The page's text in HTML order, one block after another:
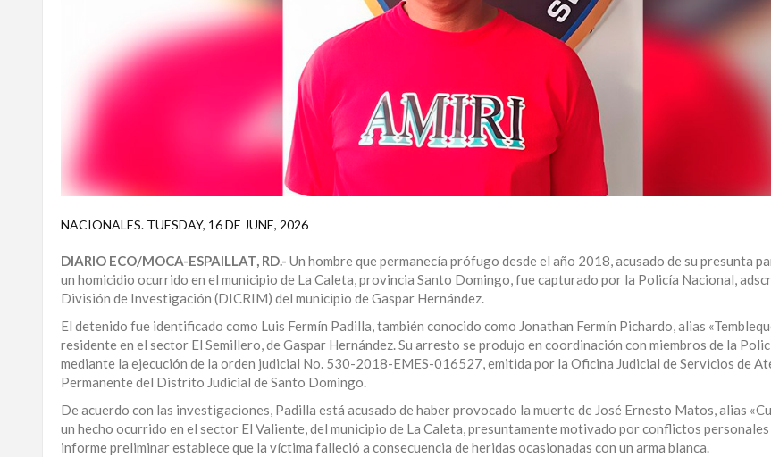
PROVINCIAS
DISTRITO
DOMINGO
SANTIAGO
JUAN
ALTAGRACIA
PUERTO
PLATA
CONTÁCTENOS
NACIONALES. TUESDAY, 16 DE JUNE, 2026
DIARIO ECO/MOCA-ESPAILLAT, RD.- Un hombre que permanecía prófugo desde el año 2018, acusado de su presunta
un homicidio ocurrido en el municipio de La Caleta, provincia Santo Domingo, fue capturado por la Policía Nacional,
División de Investigación (DICRIM) del municipio de Gaspar Hernández.
El detenido fue identificado como Luis Fermín Padilla, también conocido como Jonathan Fermín Pichardo, alias
residente en el sector El Semillero, de Gaspar Hernández. Su arresto se produjo en coordinación con miembros de la
mediante la ejecución de la orden judicial No. 530-2018-EMES-016527, emitida por la Oficina Judicial de Servicios de
Permanente del Distrito Judicial de Santo Domingo.
De acuerdo con las investigaciones, Padilla está acusado de haber provocado la muerte de José Ernesto Matos, alias
un hecho ocurrido en el sector El Valiente, del municipio de La Caleta, presuntamente motivado por conflictos personales
informe preliminar establece que la víctima falleció a consecuencia de heridas ocasionadas con un arma blanca.